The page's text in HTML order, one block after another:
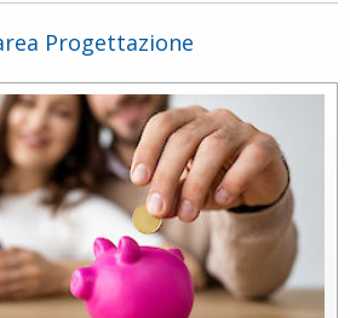
Progettazione